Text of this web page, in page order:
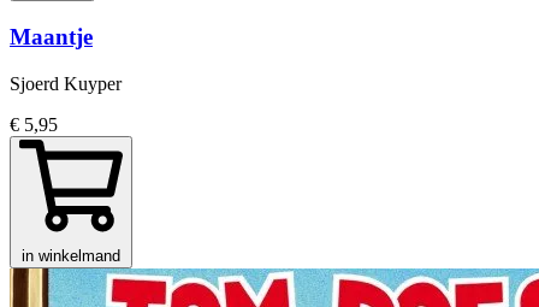
Maantje
Sjoerd Kuyper
€ 5,95
in winkelmand